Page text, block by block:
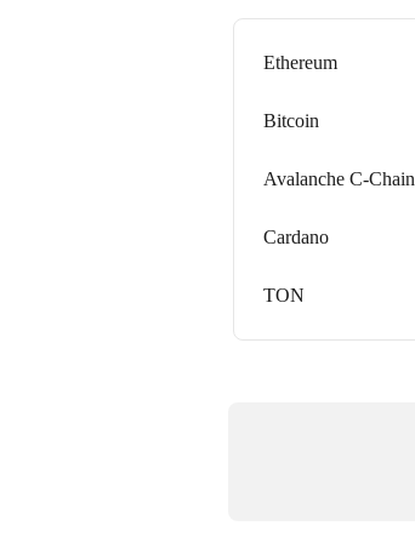
Ethereum
Bitcoin
Avalanche C-Chain
Cardano
TON